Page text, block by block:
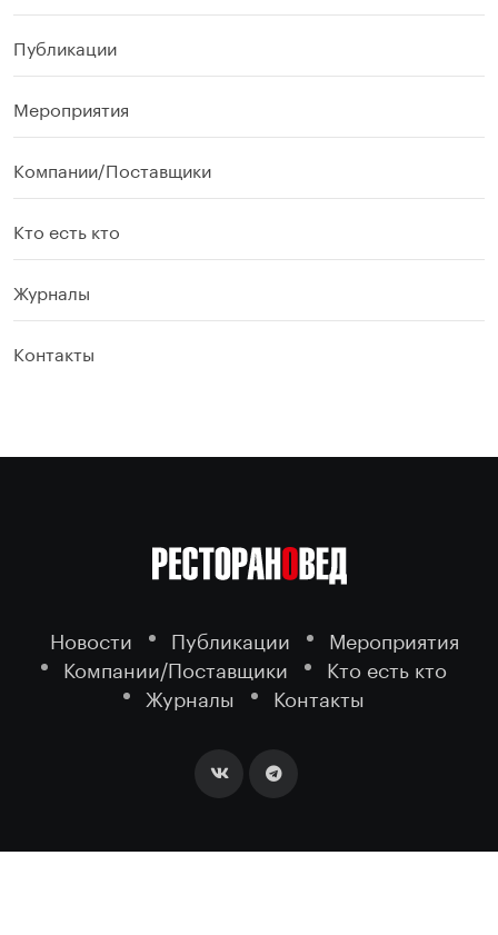
Публикации
Мероприятия
Компании/Поставщики
Кто есть кто
Журналы
Контакты
Новости Публикации
Мероприятия
Компании/Поставщики
Кто есть кто
Журналы
Контакты